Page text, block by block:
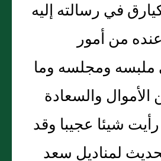
في رسالته إليه
من أمور
ومجلسه وما
والسعادة
رأيت شيئا عجيبا وقد
لمناديل سعد